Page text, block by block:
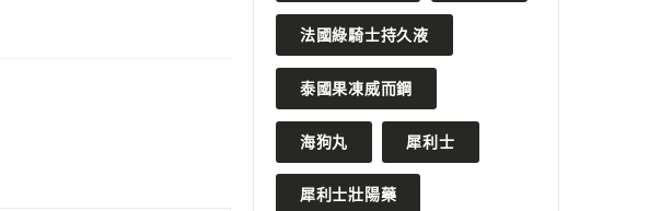
法國綠騎士持久液
泰國果凍威而鋼
海狗丸 犀利士
犀利士壯陽藥